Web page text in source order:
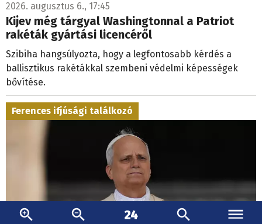
2026. augusztus 6., 17:45
Kijev még tárgyal Washingtonnal a Patriot
rakéták gyártási licencéről
Szibiha hangsúlyozta, hogy a legfontosabb kérdés a
ballisztikus rakétákkal szembeni védelmi képességek
bővítése.
Ferences ifjúsági találkozó